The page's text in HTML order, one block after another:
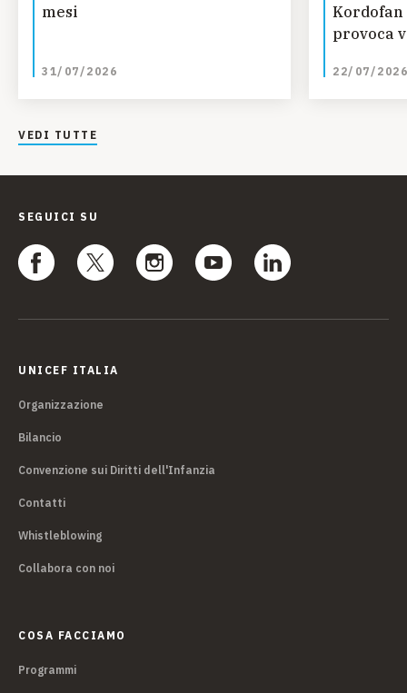
mesi
31/07/2026
provoca
22/07/2026
VEDI TUTTE
SEGUICI SU
UNICEF ITALIA
Organizzazione
Bilancio
Convenzione sui Diritti dell'Infanzia
Contatti
Whistleblowing
Collabora con noi
COSA FACCIAMO
Programmi